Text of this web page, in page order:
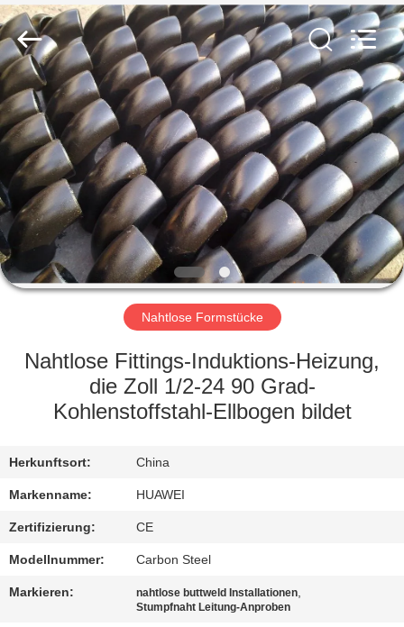
HAUS
PRODUKTE
VR
SHOW
ÜBER
FABRIK-
AUSFLUG
QUALITÄTSKONTROLLE
TRETEN
SIE
MIT
Ltd..
All
Rights
Reserved.
Developed
by
ECER
Nahtlose Formstücke
Nahtlose Fittings-Induktions-Heizung,
die Zoll 1/2-24 90 Grad-
Kohlenstoffstahl-Ellbogen bildet
Herkunftsort: China
Markenname: HUAWEI
Zertifizierung: CE
Modellnummer: Carbon Steel
Markieren: nahtlose buttweld Installationen,
Stumpfnaht Leitung-Anproben